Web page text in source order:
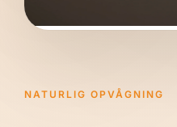
NATURLIG OPVÅGNING